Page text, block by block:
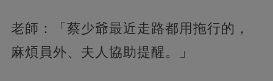
老師：「蔡少爺最近走路都用拖行的，
麻煩員外、夫人協助提醒。」